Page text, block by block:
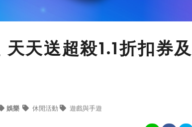
天送超殺1.1折扣券及
娛樂 休閒活動 遊戲與手遊